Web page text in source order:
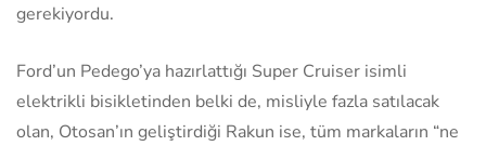
gerekiyordu.
Ford’un Pedego’ya hazırlattığı Super Cruiser isimli
elektrikli bisikletinden belki de, misliyle fazla satılacak
olan, Otosan’ın geliştirdiği Rakun ise, tüm markaların “ne